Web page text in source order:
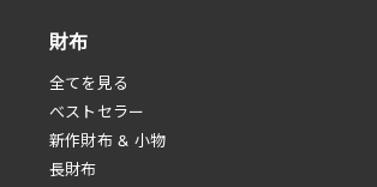
財布
全てを見る
べストセラー
新作財布 & 小物
長財布